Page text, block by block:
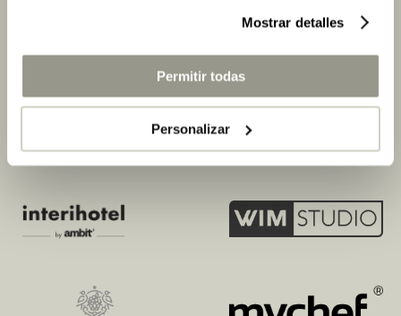
Mostrar detalles
Permitir todas
Personalizar